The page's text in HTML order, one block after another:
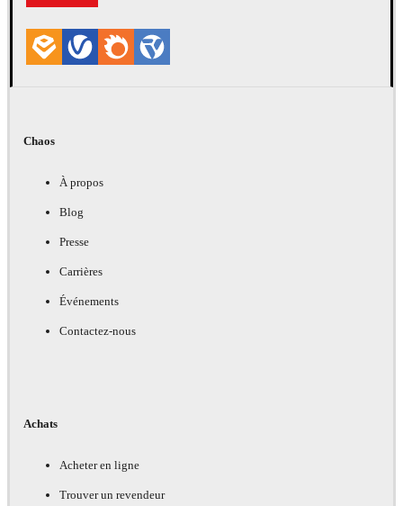
Chaos
À propos
Blog
Presse
Carrières
Événements
Contactez-nous
Achats
Acheter en ligne
Trouver un revendeur